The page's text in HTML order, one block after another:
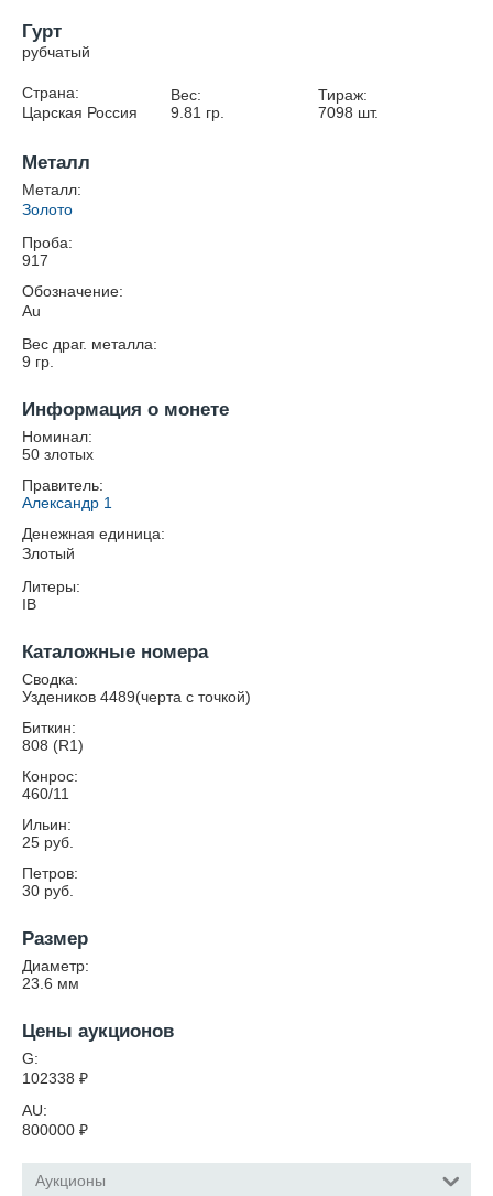
Гурт
рубчатый
Страна:
Царская Россия
Вес:
9.81 гр.
Тираж:
7098 шт.
Металл
Металл:
Золото
Проба:
917
Обозначение:
Au
Вес драг. металла:
9 гр.
Информация о монете
Номинал:
50 злотых
Правитель:
Александр 1
Денежная единица:
Злотый
Литеры:
IB
Каталожные номера
Сводка:
Уздеников 4489(черта с точкой)
Биткин:
808 (R1)
Конрос:
460/11
Ильин:
25 руб.
Петров:
30 руб.
Размер
Диаметр:
23.6 мм
Цены аукционов
G:
102338 ₽
AU:
800000 ₽
Аукционы